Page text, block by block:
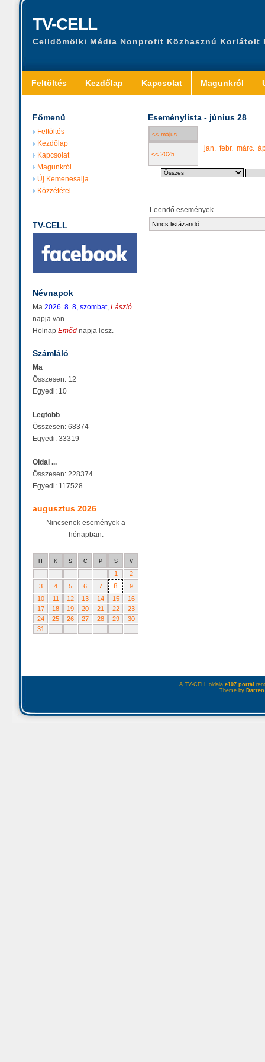
TV-CELL
Celldömölki Média Nonprofit Közhasznú Korlátolt
Feltöltés Kezdőlap Kapcsolat Magunkról
Főmenü
Feltöltés
Kezdőlap
Kapcsolat
Magunkról
Új Kemenesalja
Közzététel
TV-CELL
Névnapok
Ma 2026. 8. 8, szombat, László
napja van.
Holnap Emőd napja lesz.
Számláló
Ma
Összesen: 12
Egyedi: 10
Legtöbb
Összesen: 68374
Egyedi: 33319
Oldal ...
Összesen: 228374
Egyedi: 117528
augusztus 2026
Nincsenek események a
hónapban.
H K S C P S V
1
2
3
4 5 6 7 8
9
10
11 12 13 14 15
16
17
18 19 20 21 22
23
24
25 26 27 28 29
30
31
Eseménylista - június 28
<< május
<< 2025
jan. febr. márc.
Leendő események
Nincs listázandó.
A TV-CELL oldala e107 portál
Theme by